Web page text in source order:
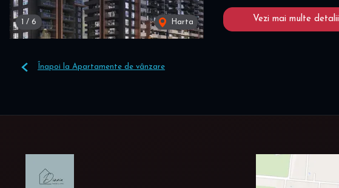
/ 6 Harta Vezi mai multe detalii
Înapoi la Apartamente de vânzare